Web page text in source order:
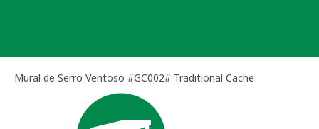
Mural de Serro Ventoso #GC002# Traditional Cache